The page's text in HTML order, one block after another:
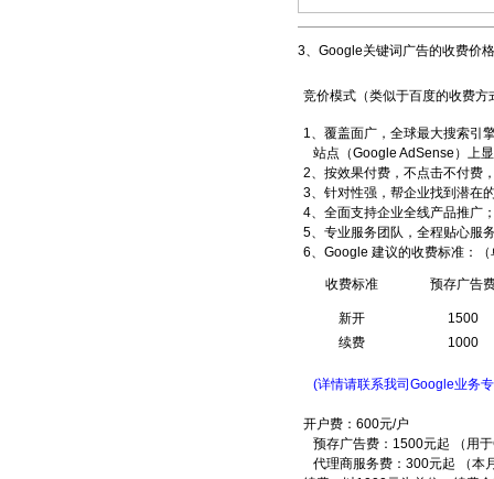
3、Google关键词广告的收费价
竞价模式（类似于百度的收费方
1、覆盖面广，全球最大搜索引
站点（Google AdSense）上
2、 按效果付费，不点击不付费
3、针对性强，帮企业找到潜在
4、全面支持企业全线产品推广
5、专业服务团队，全程贴心服
6、Google 建议的收费标准：
收费标准 预存广告
新开
1500
续费
1000
(详情请联系我司Google业务
开户费：600元/户
预存广告费：1500元起 （用
代理商服务费：300元起 （本